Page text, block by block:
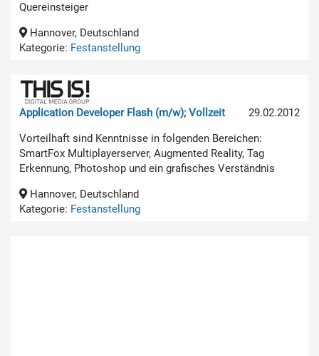
Quereinsteiger
Hannover, Deutschland
Kategorie: Festanstellung
29.02.2012
Application Developer Flash (m/w); Vollzeit
Vorteilhaft sind Kenntnisse in folgenden Bereichen:
SmartFox Multiplayerserver, Augmented Reality, Tag
Erkennung, Photoshop und ein grafisches Verständnis
Hannover, Deutschland
Kategorie: Festanstellung